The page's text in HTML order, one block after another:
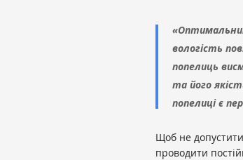
вологість
попелиць
та його
попелиці є
Щоб не
проводити